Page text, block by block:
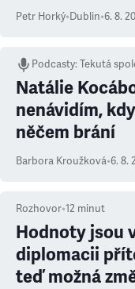
Petr Horký•Dublin•6. 8.
Podcasty:Tekutá
Natálie
nenávidím,
něčem brání
Barbora Kroužková•6. 8.
Rozhovor•12 minut
Hodnoty jsou
diplomacii
teď možná